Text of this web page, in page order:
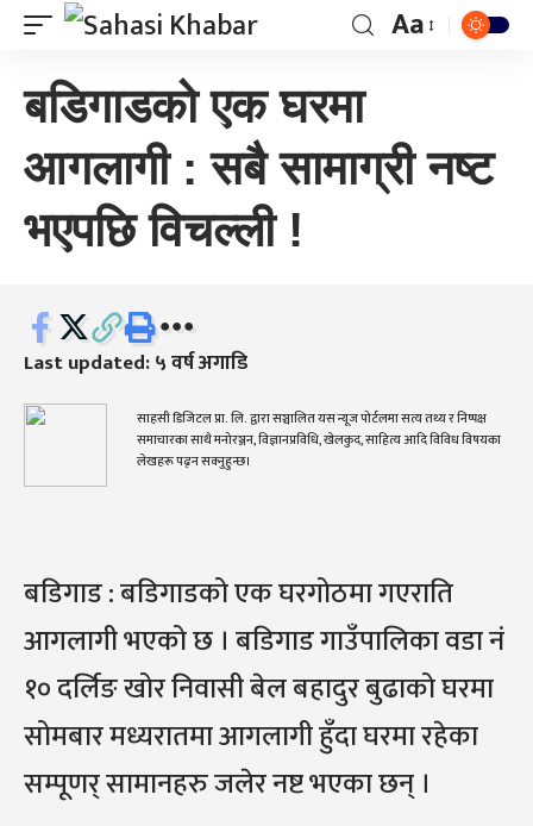
Aa
बडिगाडको एक घरमा
आगलागी : सबै सामाग्री नष्ट
भएपछि विचल्ली !
Last updated: ५ वर्ष अगाडि
साहसी डिजिटल प्रा. लि. द्वारा सञ्चालित यस न्यूज पोर्टलमा सत्य तथ्य र निष्पक्ष
समाचारका साथै मनोरञ्जन, विज्ञानप्रविधि, खेलकुद, साहित्य आदि विविध विषयका
लेखहरू पढ्न सक्नुहुन्छ।
बडिगाड : बडिगाडको एक घरगोठमा गएराति
आगलागी भएको छ । बडिगाड गाउँपालिका वडा नं
१० दर्लिङ खोर निवासी बेल बहादुर बुढाको घरमा
सोमबार मध्यरातमा आगलागी हुँदा घरमा रहेका
सम्पूणर् सामानहरु जलेर नष्ट भएका छन् ।